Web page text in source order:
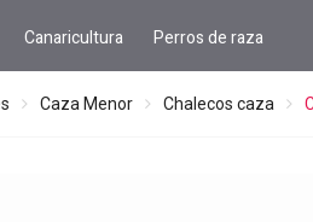
Canaricultura Perros de raza
Caza Menor Chalecos caza